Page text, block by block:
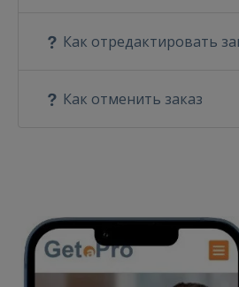
Как отредактировать
Как отменить заказ